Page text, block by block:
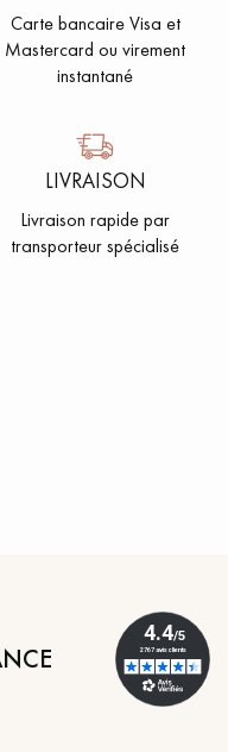
PARQUET VERNIS
PARQUET EN BOIS BRUT
PARQUET FUMÉ
PARQUET EN CHÊNE
au
pour vous guider pas à
de votre parquet.
Carte bancaire Visa et
Mastercard ou virement
instantané
LIVRAISON
Livraison rapide par
transporteur spécialisé